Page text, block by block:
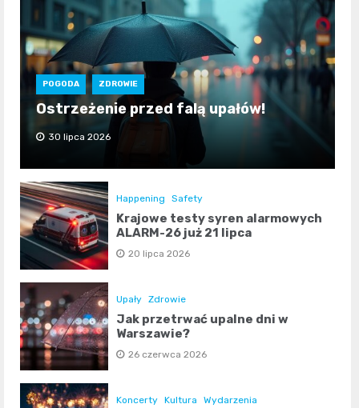
POGODA ZDROWIE
Ostrzeżenie przed falą upałów!
30 lipca 2026
Happening Safety
Krajowe testy syren alarmowych
ALARM-26 już 21 lipca
20 lipca 2026
Upały Zdrowie
Jak przetrwać upalne dni w
Warszawie?
26 czerwca 2026
Koncerty Kultura Wydarzenia